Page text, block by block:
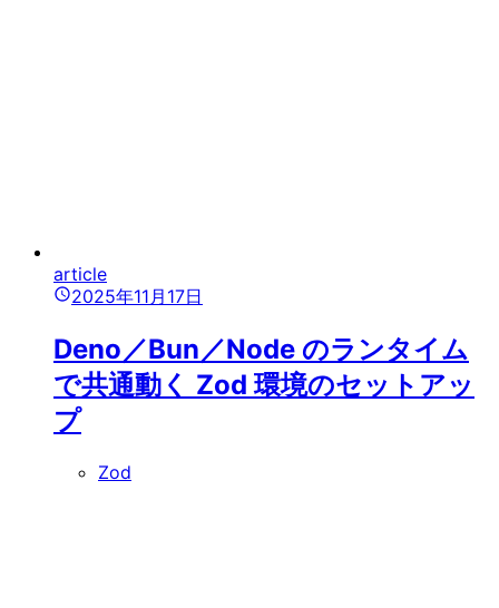
article
2025年11月17日
Deno／Bun／Node のランタイム
で共通動く Zod 環境のセットアッ
プ
Zod